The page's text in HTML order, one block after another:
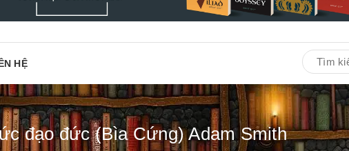
HỆ
đạo đức (Bìa Cứng) Adam Smith